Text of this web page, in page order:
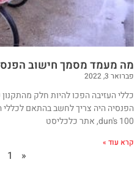
מה מעמד מסמך חישוב
פברואר 3, 2022
כללי העזיבה הפכו להיות חלק
הפנסיה היה צריך לחשב בהתאם לכללי
dun's 100, אתר כלכליסט
קרא עוד »
«
1